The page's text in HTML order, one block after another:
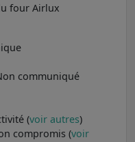
four Airlux
communiqué
(voir autres)
compromis (voir